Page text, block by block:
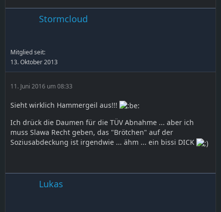
Stormcloud
Mitglied seit:
13. Oktober 2013
11. Juni 2016 um 08:33
Sieht wirklich Hammergeil aus!!!
Ich drück die Daumen für die TÜV Abnahme ... aber ich
muss Slawa Recht geben, das "Brötchen" auf der
Soziusabdeckung ist irgendwie ... ähm ... ein bissi DICK
Lukas